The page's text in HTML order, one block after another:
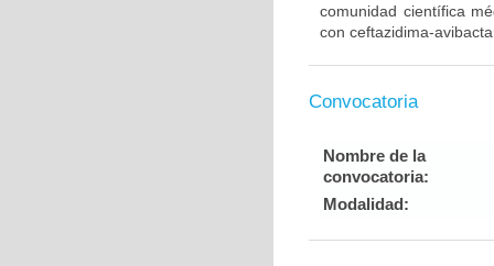
comunidad científica
con ceftazidima-
Convocatoria
Nombre de la
convocatoria:
Modalidad: